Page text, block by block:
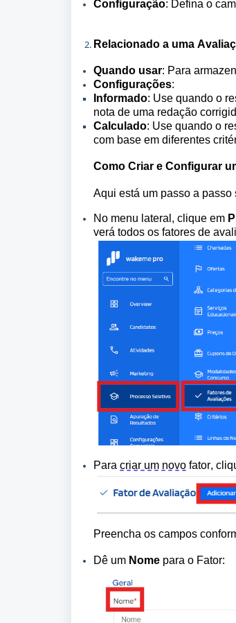
Configuração: Defina o
Relacionado a uma
Quando usar: Para
Configurações:
Informado: Use quando o
nota de uma redação
Calculado: Use quando o
com base em diferentes
Como Criar e Configurar
Aqui está um passo a
No menu lateral, clique em
verá todos os fatores de
Para criar um novo fator,
Preencha os campos
Dê um Nome para o Fator: